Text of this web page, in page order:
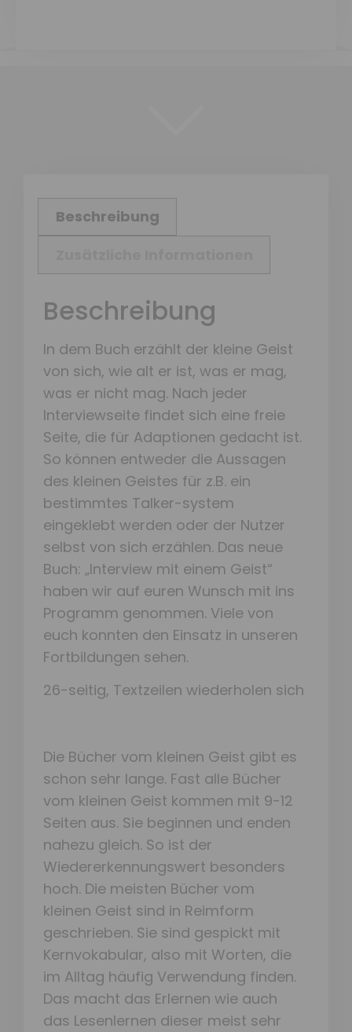
Beschreibung
Beschreibung
In dem Buch erzählt der kleine Geist
von sich, wie alt er ist, was er mag,
was er nicht mag. Nach jeder
Interviewseite findet sich eine freie
Seite, die für Adaptionen gedacht ist.
So können entweder die Aussagen
des kleinen Geistes für z.B. ein
bestimmtes Talker-system
eingeklebt werden oder der Nutzer
selbst von sich erzählen. Das neue
Buch: „Interview mit einem Geist“
haben wir auf euren Wunsch mit ins
Programm genommen. Viele von
euch konnten den Einsatz in unseren
Fortbildungen sehen.
26-seitig, Textzeilen wiederholen sich
Die Bücher vom kleinen Geist gibt es
schon sehr lange. Fast alle Bücher
vom kleinen Geist kommen mit 9-12
Seiten aus. Sie beginnen und enden
nahezu gleich. So ist der
Wiedererkennungswert besonders
hoch. Die meisten Bücher vom
kleinen Geist sind in Reimform
geschrieben. Sie sind gespickt mit
Kernvokabular, also mit Worten, die
im Alltag häufig Verwendung finden.
Das macht das Erlernen wie auch
das Lesenlernen dieser meist sehr